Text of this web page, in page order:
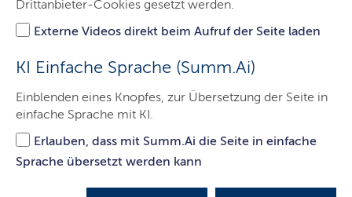
Drittanbieter-Cookies gesetzt werden.
Externe Videos direkt beim Aufruf der Seite laden
KI Einfache Sprache (Summ.Ai)
Einblenden eines Knopfes, zur Übersetzung der Seite in
einfache Sprache mit KI.
Erlauben, dass mit Summ.Ai die Seite in einfache
Sprache übersetzt werden kann
Neuauflage des Förderprogramms
„Klimaschutz für Bürgerinnen und
Bürger“